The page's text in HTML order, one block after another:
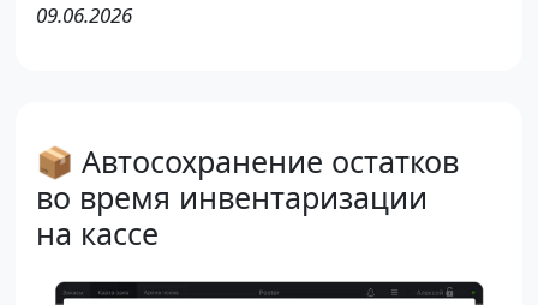
09.06.2026
📦 Автосохранение остатков
во время инвентаризации
на кассе